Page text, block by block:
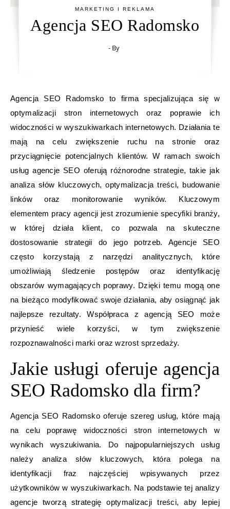
MARKETING I REKLAMA
Agencja SEO Radomsko
- By
Agencja SEO Radomsko to firma specjalizująca się w
optymalizacji stron internetowych oraz poprawie ich
widoczności w wyszukiwarkach internetowych. Działania te
mają na celu zwiększenie ruchu na stronie oraz
przyciągnięcie potencjalnych klientów. W ramach swoich
usług agencje SEO oferują różnorodne strategie, takie jak
analiza słów kluczowych, optymalizacja treści, budowanie
linków oraz monitorowanie wyników. Kluczowym
elementem pracy agencji jest zrozumienie specyfiki branży,
w której działa klient, co pozwala na skuteczne
dostosowanie strategii do jego potrzeb. Agencje SEO
często korzystają z narzędzi analitycznych, które
umożliwiają śledzenie postępów oraz identyfikację
obszarów wymagających poprawy. Dzięki temu mogą one
na bieżąco modyfikować swoje działania, aby osiągnąć jak
najlepsze rezultaty. Współpraca z agencją SEO może
przynieść wiele korzyści, w tym zwiększenie
rozpoznawalności marki oraz wzrost sprzedaży.
Jakie usługi oferuje agencja
SEO Radomsko dla firm?
Agencja SEO Radomsko oferuje szereg usług, które mają
na celu poprawę widoczności stron internetowych w
wynikach wyszukiwania. Do najpopularniejszych usług
należy analiza słów kluczowych, która polega na
identyfikacji fraz najczęściej wpisywanych przez
użytkowników w wyszukiwarkach. Na podstawie tej analizy
agencje tworzą strategię optymalizacji treści, aby lepiej